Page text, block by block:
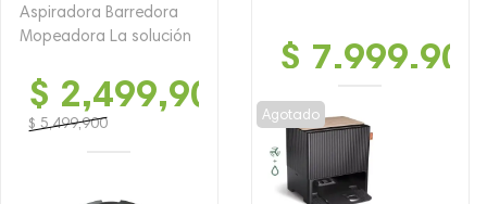
Aspiradora Barredora
Mopeadora La solución
$ 5,499,900
$ 2,499,900
$ 7,999,900
Agotado